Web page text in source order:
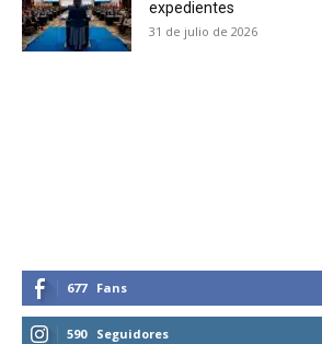
No te pierdas de las
expedientes
31 de julio de 2026
677 Fans
590 Seguidores